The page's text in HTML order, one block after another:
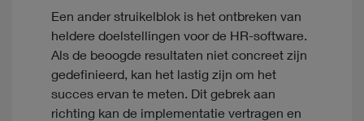
Een ander struikelblok is het ontbreken van
heldere doelstellingen voor de HR-software.
Als de beoogde resultaten niet concreet zijn
gedefinieerd, kan het lastig zijn om het
succes ervan te meten. Dit gebrek aan
richting kan de implementatie vertragen en